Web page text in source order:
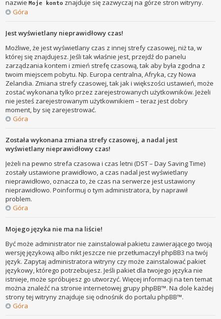
nazwieMoje konto znajduje się zazwyczaj na górze stron witryny.
Góra
Jest wyświetlany nieprawidłowy czas!
Możliwe, że jest wyświetlany czas z innej strefy czasowej, niż ta, w
której się znajdujesz. Jeśli tak właśnie jest, przejdź do panelu
zarządzania kontem i zmień strefę czasową, tak aby była zgodna z
twoim miejscem pobytu. Np. Europa centralna, Afryka, czy Nowa
Zelandia. Zmiana strefy czasowej, tak jak i większości ustawień, może
zostać wykonana tylko przez zarejestrowanych użytkowników. Jeżeli
nie jesteś zarejestrowanym użytkownikiem – teraz jest dobry
moment, by się zarejestrować.
Góra
Została wykonana zmiana strefy czasowej, a nadal jest
wyświetlany nieprawidłowy czas!
Jeżeli na pewno strefa czasowa i czas letni (DST – Day Saving Time)
zostały ustawione prawidłowo, a czas nadal jest wyświetlany
nieprawidłowo, oznacza to, że czas na serwerze jest ustawiony
nieprawidłowo. Poinformuj o tym administratora, by naprawił
problem.
Góra
Mojego języka nie ma na liście!
Być może administrator nie zainstalował pakietu zawierającego twoją
wersję językową albo nikt jeszcze nie przetłumaczył phpBB3 na twój
język. Zapytaj administratora witryny czy może zainstalować pakiet
językowy, którego potrzebujesz. Jeśli pakiet dla twojego języka nie
istnieje, może spróbujesz go utworzyć. Więcej informacji na ten temat
można znaleźć na stronie internetowej grupy phpBB™. Na dole każdej
strony tej witryny znajduje się odnośnik do portalu phpBB™.
Góra